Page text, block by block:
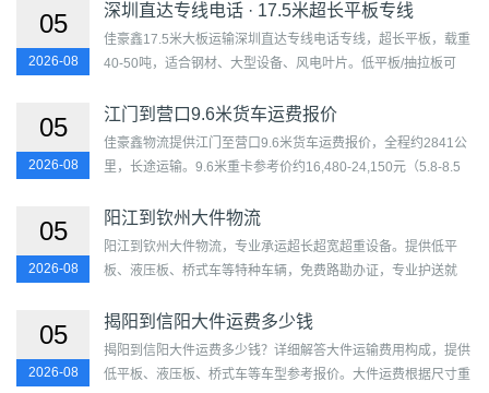
05
2026-08
深圳直达专线电话 · 17.5米超长平板专线
佳豪鑫17.5米大板运输深圳直达专线电话专线，超长平板，载重
40-50吨，适合钢材、大型设备、风电叶片。低平板/抽拉板可
05
2026-08
江门到营口9.6米货车运费报价
佳豪鑫物流提供江门至营口9.6米货车运费报价，全程约2841公
里，长途运输。9.6米重卡参考价约16,480-24,150元（5.8-8.5
准托盘。...
05
2026-08
阳江到钦州大件物流
阳江到钦州大件物流，专业承运超长超宽超重设备。提供低平
板、液压板、桥式车等特种车辆，免费路勘办证，专业护送就
障。...
05
2026-08
揭阳到信阳大件运费多少钱
揭阳到信阳大件运费多少钱？详细解答大件运输费用构成，提供
低平板、液压板、桥式车等车型参考报价。大件运费根据尺寸重